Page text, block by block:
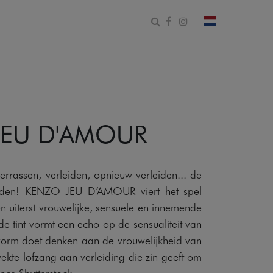
Open zoekformulier
Facebook
Instagram
Verander
D'AMOUR
verleiden, opnieuw verleiden... de
KENZO JEU D’AMOUR viert het spel
uiterst vrouwelijke, sensuele en innemende
tint vormt een echo op de sensualiteit van
doet denken aan de vrouwelijkheid van
lofzang aan verleiding die zin geeft om